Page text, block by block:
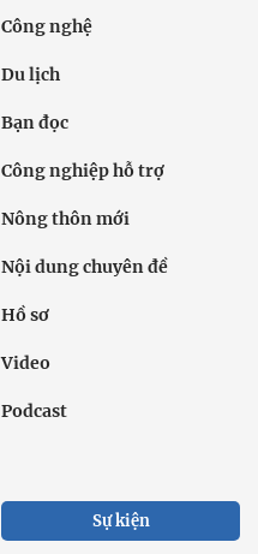
Công nghệ
Du lịch
Bạn đọc
Công nghiệp hỗ trợ
Nông thôn mới
Nội dung chuyên đề
Hồ sơ
Video
Podcast
Sự kiện